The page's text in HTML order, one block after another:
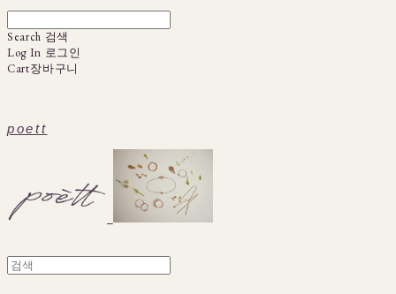
Search 검색
Log In 로그인
Cart장바구니
poett